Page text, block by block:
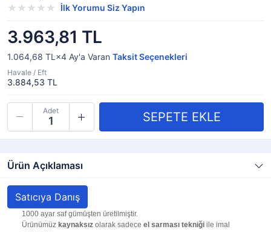
İlk Yorumu Siz Yapın
3.963,81 TL
1.064,68 TL×4 Ay'a Varan Taksit Seçenekleri
Havale / Eft
3.884,53 TL
Adet
Ürün Açıklaması
Satıcıya Danış
1000 ayar saf gümüşten üretilmiştir.
Ürünümüz kaynaksız olarak sadece el sarması tekniği ile imal